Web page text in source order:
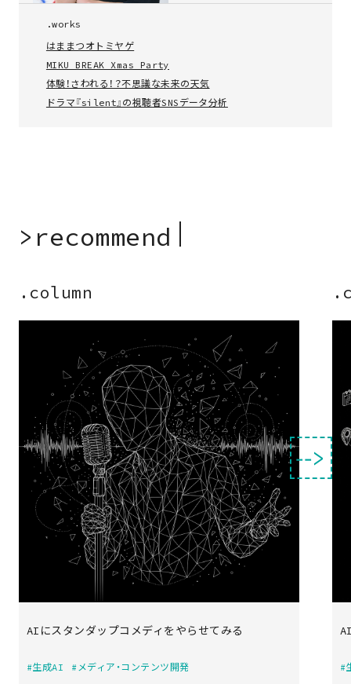
project
column
contact
.works
はままつオトミヤゲ
MIKU BREAK Xmas Party
体験！さわれる！？不思議な未来の天気
ドラマ『silent』の視聴者SNSデータ分析
> recommend
‑‑>
.column
AIにスタンダップコメディをやらせてみる
#生成AI #メディア・コンテンツ開発 #